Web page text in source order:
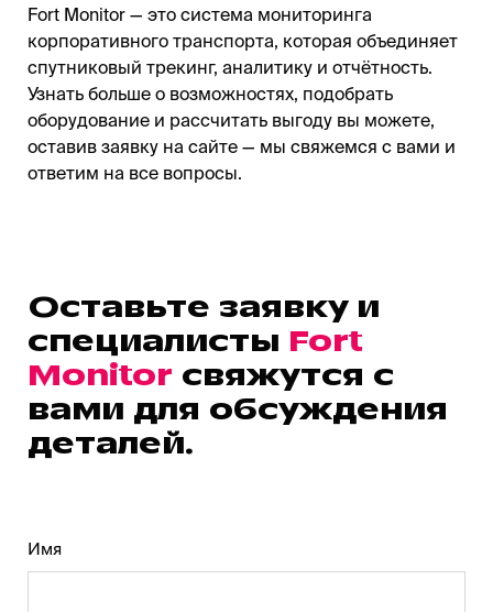
Fort Monitor — это система мониторинга
корпоративного транспорта, которая объединяет
спутниковый трекинг, аналитику и отчётность.
Узнать больше о возможностях, подобрать
оборудование и рассчитать выгоду вы можете,
оставив заявку на сайте — мы свяжемся с вами и
ответим на все вопросы.
Оставьте заявку и
специалисты Fort
Monitor свяжутся с
вами для обсуждения
деталей.
Имя